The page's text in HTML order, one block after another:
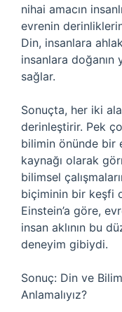
nihai amacın
evrenin
Din, insanlara
insanlara doğanın
sağlar.
Sonuçta, her iki
derinleştirir. Pek
bilimin önünde bir
kaynağı olarak
bilimsel
biçiminin bir keşfi
Einstein’a göre,
insan aklının bu
deneyim gibiydi.
Sonuç: Din ve
Anlamalıyız?